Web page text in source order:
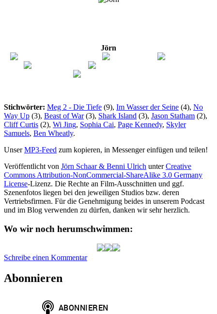
Jörn
Stichwörter: Meg 2 - Die Tiefe (9), Im Wasser der Seine (4), No
Way Up (3), Beast of War(3), Shark Island (3), Jason Statham (2),
Cliff Curtis (2), Wi Jing, Sophia Cai, Page Kennedy, Skyler
Samuels, Ben Wheatly.
UnserMP3-Feed zum kopieren, in Messenger einfügen und teilen!
Veröffentlicht von Jörn Schaar & Benni Ulrich unterCreative
Commons Attribution-NonCommercial-ShareAlike 3.0 Germany
License-Lizenz. Die Rechte an Film-Ausschnitten und ggf.
Szenenfotos liegen bei den jeweiligen Studios bzw. deren
Vertriebsfirmen. Für die Genehmigung beides in unserem Podcast
und im Blog verwenden zu dürfen, danken wir sehr herzlich.
Wo wir noch herumschwimmen:
Schreibe einen Kommentarzu
Tiefe
Abonnieren